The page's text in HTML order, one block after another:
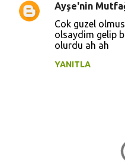
Y
Ayşe'nin
Cok guzel
olsaydim gelip
olurdu ah ah
YANITLA